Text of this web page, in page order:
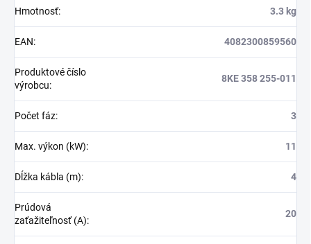
Hmotnosť: 3.3 kg
EAN: 4082300859560
Produktové číslo
výrobcu:
8KE 358 255-011
Počet fáz: 3
Max. výkon (kW): 11
Dĺžka kábla (m): 4
Prúdová
zaťažiteľnosť (A):
20